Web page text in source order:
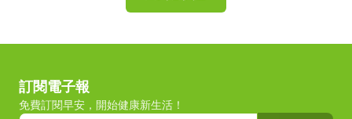
訂閱電子報
免費訂閱早安，開始健康新生活！